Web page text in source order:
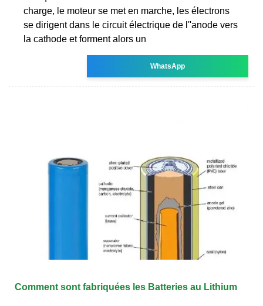
charge, le moteur se met en marche, les électrons
se dirigent dans le circuit électrique de l''anode vers
la cathode et forment alors un
WhatsApp
Comment sont fabriquées les Batteries au Lithium